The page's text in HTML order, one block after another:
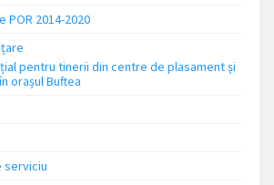
2014-2020
pentru tinerii din centre de plasament și
orașul Buftea
serviciu